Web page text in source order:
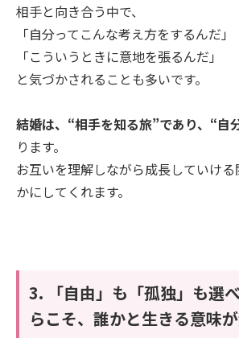
相手と向き合う中で、
「自分ってこんな考え方をするんだ」
「こういうときに意地を張るんだ」
と気づかされることも多いです。
結婚は、“相手を知る旅”であり、“自
ります。
お互いを理解しながら成長していけ
かにしてくれます。
3. 「自由」も「孤独」も選
らこそ、誰かと生きる意味